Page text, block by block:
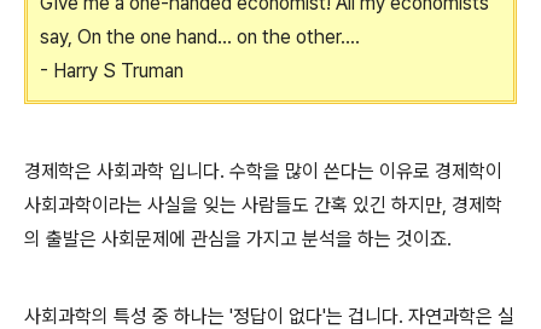
say, On the one hand... on the other....
- Harry S Truman
경제학은 사회과학 입니다. 수학을 많이 쓴다는 이유로 경제학이
사회과학이라는 사실을 잊는 사람들도 간혹 있긴 하지만, 경제학
의 출발은 사회문제에 관심을 가지고 분석을 하는 것이죠.
사회과학의 특성 중 하나는 '정답이 없다'는 겁니다. 자연과학은 실